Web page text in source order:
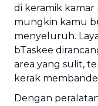
di keramik kamar
mungkin kamu
menyeluruh.
bTaskee
area yang sulit,
kerak
Dengan